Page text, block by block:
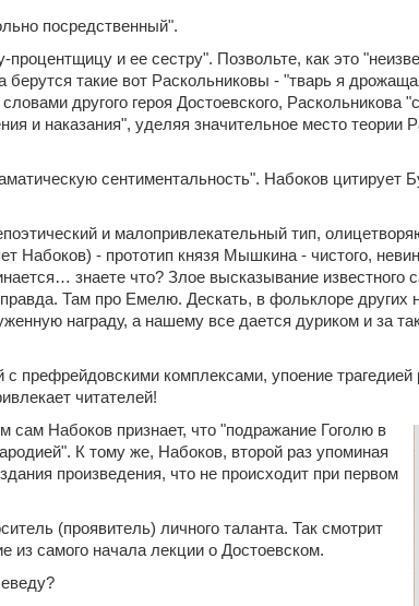
посредственный".
и ее сестру". Позвольте, как это
берутся такие вот Раскольниковы - "тварь я
другого героя Достоевского, Раскольникова
и наказания", уделяя значительное место теории
сентиментальность". Набоков цитирует
и малопривлекательный тип,
Набоков) - прототип князя Мышкина - чистого,
знаете что? Злое высказывание известного
Там про Емелю. Дескать, в фольклоре других
награду, а нашему все дается дуриком и за
префрейдовскими комплексами, упоение трагедией
читателей!
Набоков признает, что "подражание Гоголю в
К тому же, Набоков, второй раз упоминая
произведения, что не происходит при первом
(проявитель) личного таланта. Так смотрит
из самого начала лекции о Достоевском.